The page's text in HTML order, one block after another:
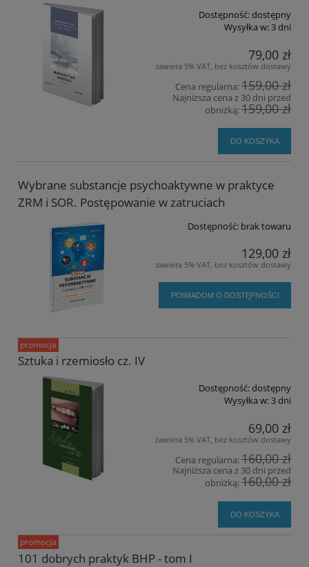
Dostępność:dostępny
Wysyłka w:3 dni
79,00 zł
zawiera 5% VAT, bez kosztów dostawy
Cena regularna:159,00 zł
Najniższa cena z 30 dni przed
obniżką:159,00 zł
DO KOSZYKA
Wybrane substancje psychoaktywne w praktyce
ZRM i SOR. Postępowanie w zatruciach
Dostępność: brak towaru
129,00 zł
zawiera 5% VAT, bez kosztów dostawy
POWIADOM O DOSTĘPNOŚCI
Sztuka i rzemiosło cz. IV
Dostępność:dostępny
Wysyłka w:3 dni
69,00 zł
zawiera 5% VAT, bez kosztów dostawy
Cena regularna:160,00 zł
Najniższa cena z 30 dni przed
obniżką:160,00 zł
DO KOSZYKA
promocja
101 dobrych praktyk BHP - tom I
promocja